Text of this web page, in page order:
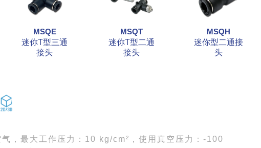
MSQE
迷你T型三通
接头
MSQT
迷你T型二通
接头
MSQH
迷你型二通接
头
，最大工作压力：10 kg/cm²，使用真空压力：-100